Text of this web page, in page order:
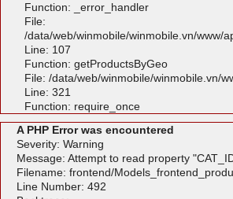
Function: _error_handler
File:
/data/web/winmobile/winmobile.vn/www/
Line: 107
Function: getProductsByGeo
File: /data/web/winmobile/winmobile.vn/
Line: 321
Function: require_once
A PHP Error was encountered
Severity: Warning
Message: Attempt to read property
Filename: frontend/
Line Number: 492